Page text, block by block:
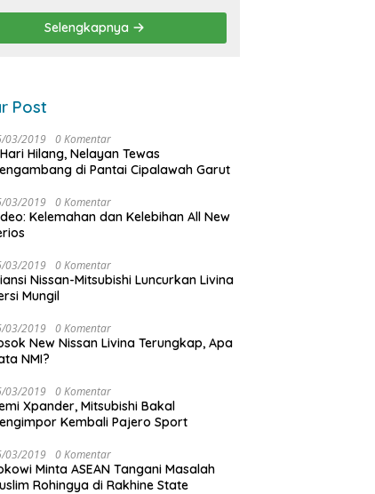
Desain Lebih Gagah, Siap
Dukung Produktivitas dan
Adventure
Selengkapnya
Post
03/2019 0 Komentar
Hilang, Nelayan Tewas
di Pantai Cipalawah Garut
03/2019 0 Komentar
Kelemahan dan Kelebihan All New
03/2019 0 Komentar
Nissan-Mitsubishi Luncurkan Livina
Mungil
03/2019 0 Komentar
New Nissan Livina Terungkap, Apa
NMI?
03/2019 0 Komentar
Xpander, Mitsubishi Bakal
Kembali Pajero Sport
03/2019 0 Komentar
Minta ASEAN Tangani Masalah
Rohingya di Rakhine State